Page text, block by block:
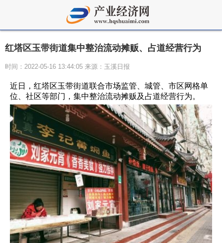
红塔区玉带街道集中整治流动摊贩、占道经营行为
时间：2022-05-16 13:44:05 来源：玉溪日报
近日，红塔区玉带街道联合市场监管、城管、市区网格单
位、社区等部门，集中整治流动摊贩及占道经营行为。